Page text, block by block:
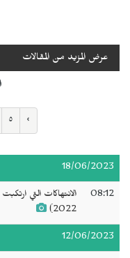
عرض المزيد من المقالات
٥ ›
18/06/2023
08:12
2022)
12/06/2023